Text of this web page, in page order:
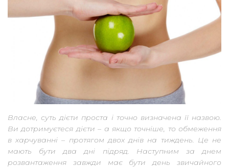
Власне, суть дієти проста і точно визначена її назвою.
Ви дотримуєтеся дієти – а якщо точніше, то обмеження
в харчуванні – протягом двох днів на тиждень. Це не
мають бути два дні підряд. Наступним за днем
розвантаження завжди має бути день звичайного